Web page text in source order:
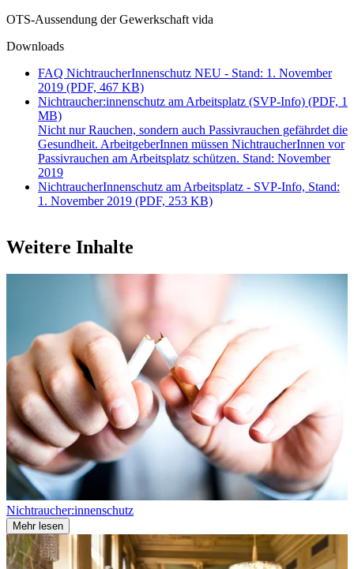
OTS-Aussendung der Gewerkschaft vida
Downloads
FAQ NichtraucherInnenschutz NEU - Stand: 1. November
2019 (PDF, 467 KB)
Nichtraucher:innenschutz am Arbeitsplatz (SVP-Info) (PDF, 1
MB)
Nicht nur Rauchen, sondern auch Passivrauchen gefährdet die
Gesundheit. ArbeitgeberInnen müssen NichtraucherInnen vor
Passivrauchen am Arbeitsplatz schützen. Stand: November
2019
NichtraucherInnenschutz am Arbeitsplatz - SVP-Info, Stand:
1. November 2019 (PDF, 253 KB)
Weitere Inhalte
Nichtraucher:innenschutz
Mehr lesen